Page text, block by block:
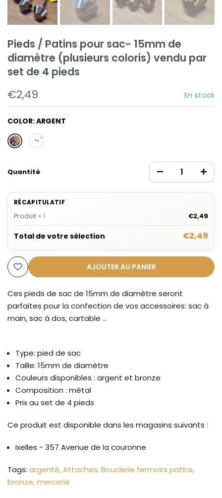
Pieds / Patins pour sac- 15mm de
diamètre (plusieurs coloris) vendu par
set de 4 pieds
€2,49 En stock
COLOR:ARGENT
Quantité
RÉCAPITULATIF
Produit × 1 €2,49
Total de votre sélection €2,49
AJOUTER AU PANIER
Ces pieds de sac de 15mm de diamètre seront
parfaites pour la confection de vos accessoires: sac à
main, sac à dos, cartable ...
Type: pied de sac
Taille: 15mm de diamètre
Couleurs disponibles : argent et bronze
Composition : métal
Prix au set de 4 pieds
Ce produit est disponible dans les magasins suivants :
Ixelles - 357 Avenue de la couronne
Tags: argenté Attaches Bouclerie fermoirs patins
bronze mercerie